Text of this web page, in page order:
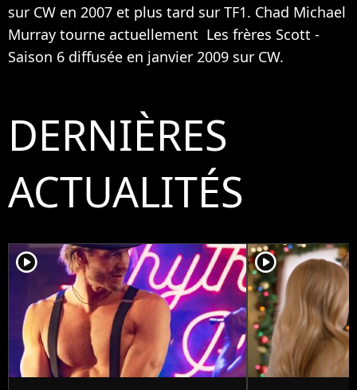
sur CW en 2007 et plus tard sur TF1. Chad Michael
Murray tourne actuellement Les frères Scott -
Saison 6 diffusée en janvier 2009 sur CW.
DERNIÈRES
ACTUALITÉS
player2 player2